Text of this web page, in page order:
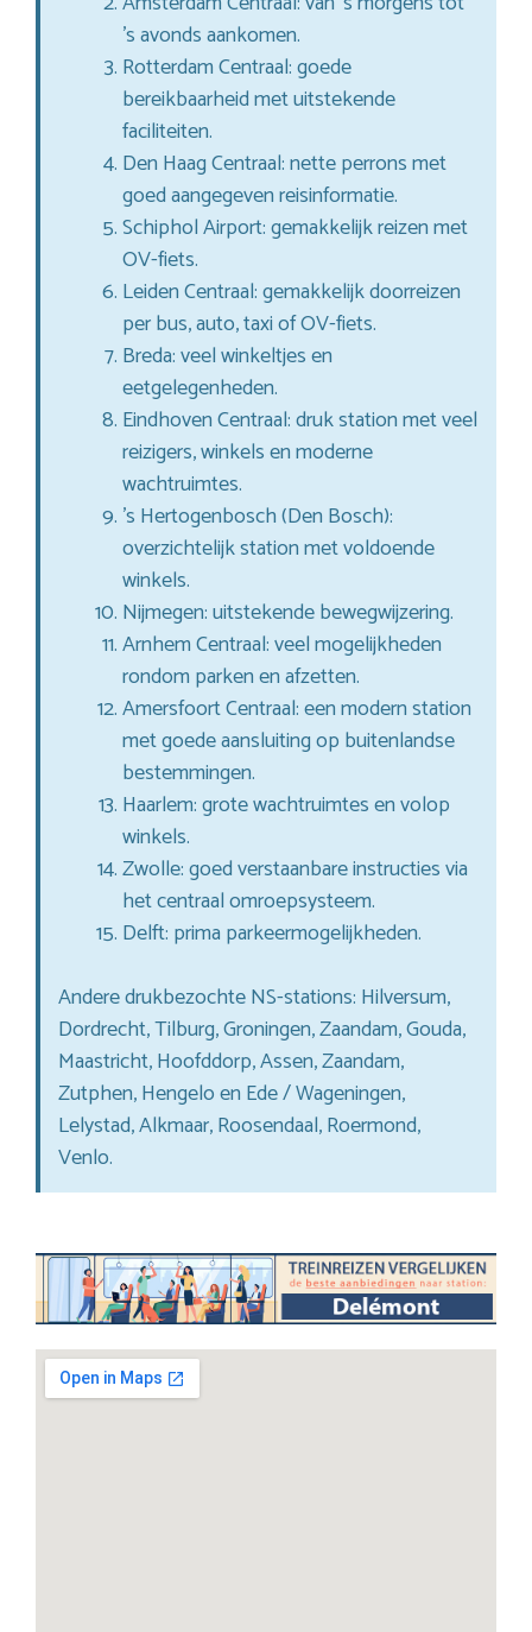
’s avonds aankomen.
Rotterdam Centraal: goede
bereikbaarheid met uitstekende
faciliteiten.
Den Haag Centraal: nette perrons met
goed aangegeven reisinformatie.
Schiphol Airport: gemakkelijk reizen met
OV-fiets.
Leiden Centraal: gemakkelijk doorreizen
per bus, auto, taxi of OV-fiets.
Breda: veel winkeltjes en
eetgelegenheden.
Eindhoven Centraal: druk station met veel
reizigers, winkels en moderne
wachtruimtes.
’s Hertogenbosch (Den Bosch):
overzichtelijk station met voldoende
winkels.
Nijmegen: uitstekende bewegwijzering.
Arnhem Centraal: veel mogelijkheden
rondom parken en afzetten.
Amersfoort Centraal: een modern station
met goede aansluiting op buitenlandse
bestemmingen.
Haarlem: grote wachtruimtes en volop
winkels.
Zwolle: goed verstaanbare instructies via
het centraal omroepsysteem.
Delft: prima parkeermogelijkheden.
Andere drukbezochte NS-stations: Hilversum,
Dordrecht, Tilburg, Groningen, Zaandam, Gouda,
Maastricht, Hoofddorp, Assen, Zaandam,
Zutphen, Hengelo en Ede / Wageningen,
Lelystad, Alkmaar, Roosendaal, Roermond,
Venlo.